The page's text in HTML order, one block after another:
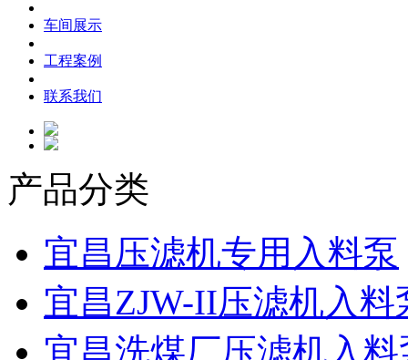
车间展示
工程案例
联系我们
产品分类
宜昌压滤机专用入料泵
宜昌ZJW-II压滤机入料
宜昌洗煤厂压滤机入料